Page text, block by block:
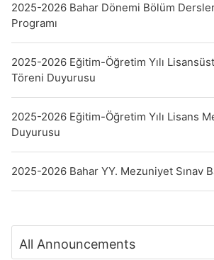
2025-2026 Bahar Dönemi Bölüm
Programı
2025-2026 Eğitim-Öğretim Yılı
Töreni Duyurusu
2025-2026 Eğitim-Öğretim Yılı Lisans
Duyurusu
2025-2026 Bahar YY. Mezuniyet Sınav
All Announcements